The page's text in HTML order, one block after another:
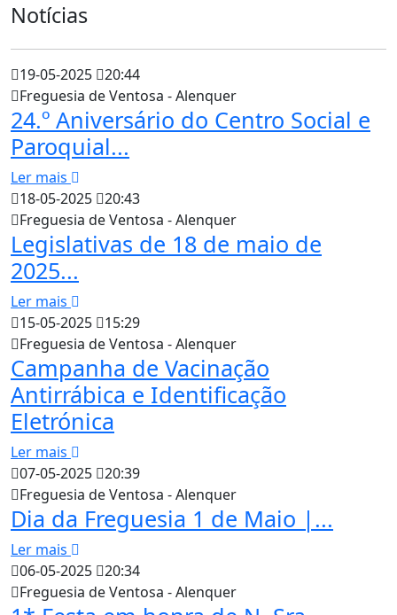
Notícias
19-05-2025
20:44
Freguesia de Ventosa - Alenquer
24.º Aniversário do Centro Social e
Paroquial...
Ler mais
18-05-2025
20:43
Freguesia de Ventosa - Alenquer
Legislativas de 18 de maio de
2025...
Ler mais
15-05-2025
15:29
Freguesia de Ventosa - Alenquer
Campanha de Vacinação
Antirrábica e Identificação
Eletrónica
Ler mais
07-05-2025
20:39
Freguesia de Ventosa - Alenquer
Dia da Freguesia 1 de Maio |...
Ler mais
06-05-2025
20:34
Freguesia de Ventosa - Alenquer